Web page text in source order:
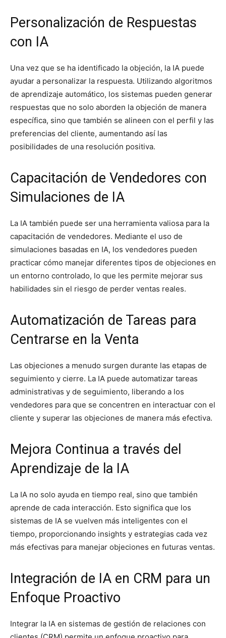
Personalización de Respuestas
con IA
Una vez que se ha identificado la objeción, la IA puede
ayudar a personalizar la respuesta. Utilizando algoritmos
de aprendizaje automático, los sistemas pueden generar
respuestas que no solo aborden la objeción de manera
específica, sino que también se alineen con el perfil y las
preferencias del cliente, aumentando así las
posibilidades de una resolución positiva.
Capacitación de Vendedores con
Simulaciones de IA
La IA también puede ser una herramienta valiosa para la
capacitación de vendedores. Mediante el uso de
simulaciones basadas en IA, los vendedores pueden
practicar cómo manejar diferentes tipos de objeciones en
un entorno controlado, lo que les permite mejorar sus
habilidades sin el riesgo de perder ventas reales.
Automatización de Tareas para
Centrarse en la Venta
Las objeciones a menudo surgen durante las etapas de
seguimiento y cierre. La IA puede automatizar tareas
administrativas y de seguimiento, liberando a los
vendedores para que se concentren en interactuar con el
cliente y superar las objeciones de manera más efectiva.
Mejora Continua a través del
Aprendizaje de la IA
La IA no solo ayuda en tiempo real, sino que también
aprende de cada interacción. Esto significa que los
sistemas de IA se vuelven más inteligentes con el
tiempo, proporcionando insights y estrategias cada vez
más efectivas para manejar objeciones en futuras ventas.
Integración de IA en CRM para un
Enfoque Proactivo
Integrar la IA en sistemas de gestión de relaciones con